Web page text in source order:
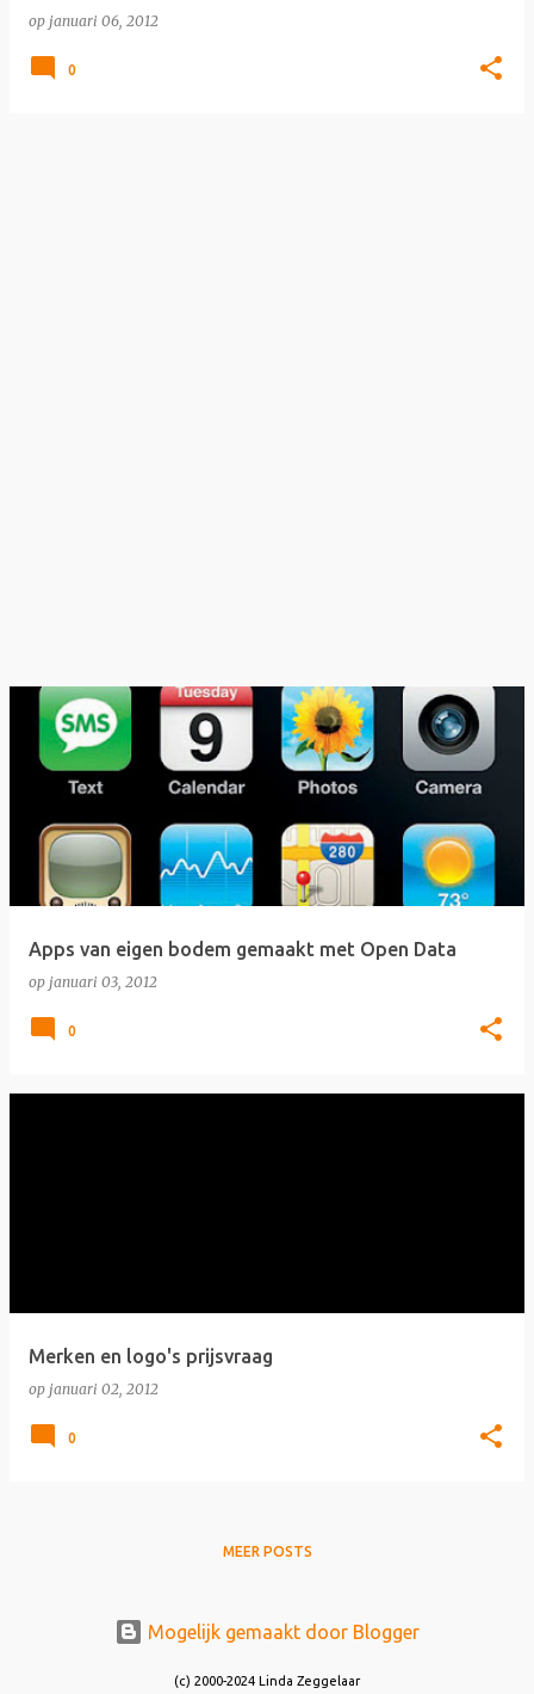
op januari 06, 2012
0
Apps van eigen bodem gemaakt met Open Data
op januari 03, 2012
0
Merken en logo's prijsvraag
op januari 02, 2012
0
MEER POSTS
Mogelijk gemaakt door Blogger
(c) 2000-2024 Linda Zeggelaar